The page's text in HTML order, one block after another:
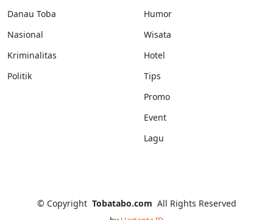
Danau Toba
Nasional
Kriminalitas
Politik
Humor
Wisata
Hotel
Tips
Promo
Event
Lagu
© Copyright Tobatabo.com All Rights Reserved